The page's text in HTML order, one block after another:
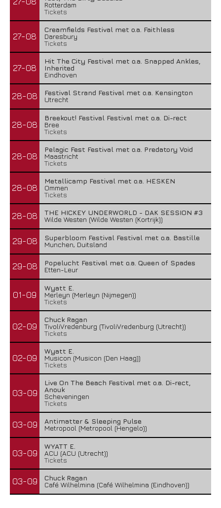
Rotterdam
Tickets
27-08
Creamfields Festival met o.a. Faithless
Daresbury
Tickets
27-08
Hit The City Festival met o.a. Snapped Ankles,
Inherited
Eindhoven
28-08
Festival Strand Festival met o.a. Kensington
Utrecht
28-08
Breekout! Festival Festival met o.a. Di-rect
Bree
Tickets
28-08
Pelagic Fest Festival met o.a. Predatory Void
Maastricht
Tickets
28-08
Metallicamp Festival met o.a. HESKEN
Ommen
Tickets
28-08
THE HICKEY UNDERWORLD - DAK SESSION #3
Wilde Westen (Wilde Westen (Kortrijk))
29-08
Superbloom Festival Festival met o.a. Bastille
Munchen, Duitsland
29-08
Popelucht Festival met o.a. Queen of Spades
Etten-Leur
01-09
Wyatt E.
Merleyn (Merleyn (Nijmegen))
Tickets
02-09
Chuck Ragan
TivoliVredenburg (TivoliVredenburg (Utrecht))
Tickets
02-09
Wyatt E.
Musicon (Musicon (Den Haag))
Tickets
03-09
Live On The Beach Festival met o.a. Di-rect,
Anouk
Scheveningen
Tickets
03-09
Antimatter & Sleeping Pulse
Metropool (Metropool (Hengelo))
03-09
WYATT E.
ACU (ACU (Utrecht))
Tickets
03-09
Chuck Ragan
Café Wilhelmina (Café Wilhelmina (Eindhoven))